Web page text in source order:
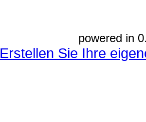
powered in
Erstellen Sie Ihre